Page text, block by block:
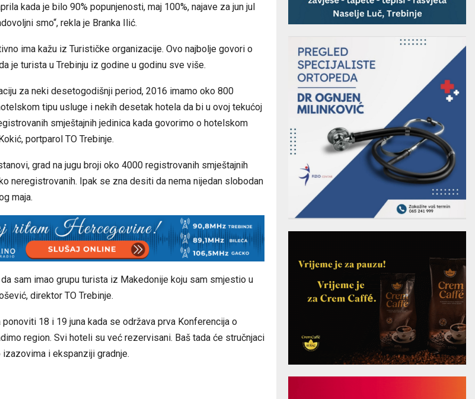
kada je bilo 90% popunjenosti, maj 100%, najave za jun jul
smo“, rekla je Branka Ilić.
ima kažu iz Turističke organizacije. Ovo najbolje govori o
je turista u Trebinju iz godine u godinu sve više.
za neki desetogodišnji period, 2016 imamo oko 800
tipu usluge i nekih desetak hotela da bi u ovoj tekućoj
smještajnih jedinica kada govorimo o hotelskom
portparol TO Trebinje.
grad na jugu broji oko 4000 registrovanih smještajnih
neregistrovanih. Ipak se zna desiti da nema nijedan slobodan
maja.
sam imao grupu turista iz Makedonije koju sam smjestio u
direktor TO Trebinje.
18 i 19 juna kada se održava prva Konferencija o
region. Svi hoteli su već rezervisani. Baš tada će stručnjaci
i ekspanziji gradnje.